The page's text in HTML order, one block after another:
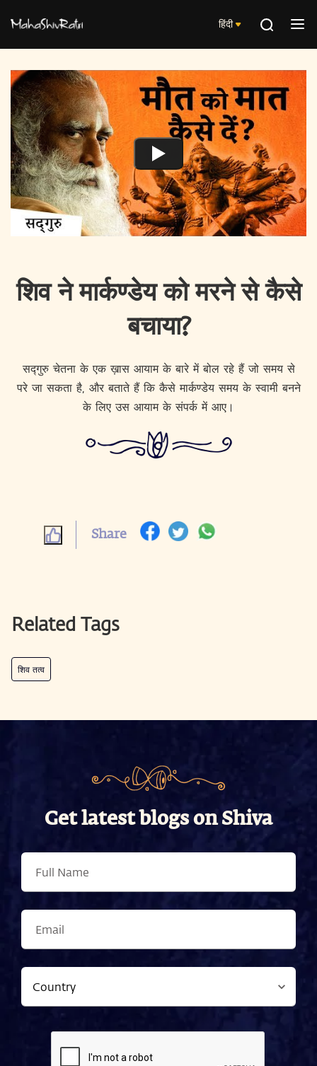
हिंदी
शिव ने मार्कण्डेय को मरने से कैसे
बचाया?
सद्गुरु चेतना के एक ख़ास आयाम के बारे में बोल रहे हैं जो समय से
परे जा सकता है, और बताते हैं कि कैसे मार्कण्डेय समय के स्वामी बनने
के लिए उस आयाम के संपर्क में आए।
Share
Related Tags
शिव तत्व
Get latest blogs on Shiva